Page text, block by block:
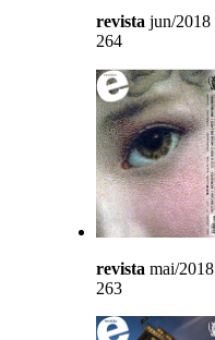
revista jun/2018
264
revista mai/2018
263